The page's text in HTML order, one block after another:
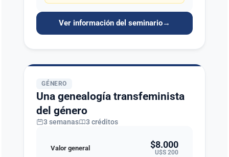
Ver información del seminario→
GÉNERO
Una genealogía transfeminista
del género
3 semanas 3 créditos
Valor general $8.000
U$S 200